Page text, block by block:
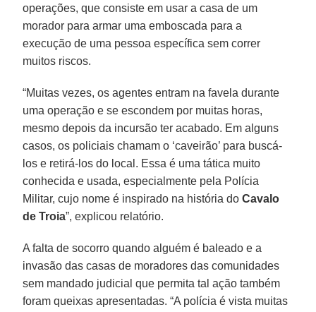
operações, que consiste em usar a casa de um
morador para armar uma emboscada para a
execução de uma pessoa específica sem correr
muitos riscos.
“Muitas vezes, os agentes entram na favela durante
uma operação e se escondem por muitas horas,
mesmo depois da incursão ter acabado. Em alguns
casos, os policiais chamam o ‘caveirão’ para buscá-
los e retirá-los do local. Essa é uma tática muito
conhecida e usada, especialmente pela Polícia
Militar, cujo nome é inspirado na história doCavalo
de Troia”, explicou relatório.
A falta de socorro quando alguém é baleado e a
invasão das casas de moradores das comunidades
sem mandado judicial que permita tal ação também
foram queixas apresentadas. “A polícia é vista muitas